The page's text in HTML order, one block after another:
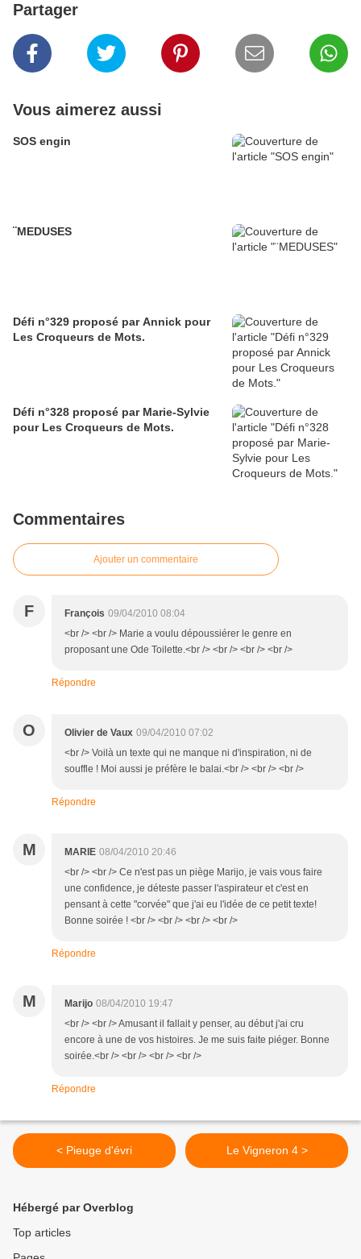
Partager
Vous aimerez aussi
SOS engin
¨MEDUSES
Défi n°329 proposé par Annick pour
Les Croqueurs de Mots.
Défi n°328 proposé par Marie-Sylvie
pour Les Croqueurs de Mots.
Commentaires
Ajouter un commentaire
F François 09/04/2010 08:04
<br /> <br /> Marie a voulu dépoussiérer le genre en
proposant une Ode Toilette.<br /> <br /> <br /> <br />
Répondre
O Olivier de Vaux 09/04/2010 07:02
<br /> Voilà un texte qui ne manque ni d'inspiration, ni de
souffle ! Moi aussi je préfère le balai.<br /> <br /> <br />
Répondre
M MARIE 08/04/2010 20:46
<br /> <br /> Ce n'est pas un piège Marijo, je vais vous faire
une confidence, je déteste passer l'aspirateur et c'est en
pensant à cette "corvée" que j'ai eu l'idée de ce petit texte!
Bonne soirée ! <br /> <br /> <br /> <br />
Répondre
M Marijo 08/04/2010 19:47
<br /> <br /> Amusant il fallait y penser, au début j'ai cru
encore à une de vos histoires. Je me suis faite piéger. Bonne
soirée.<br /> <br /> <br /> <br />
Répondre
< Pieuge d'évri Le Vigneron 4 >
Hébergé par Overblog
Top articles